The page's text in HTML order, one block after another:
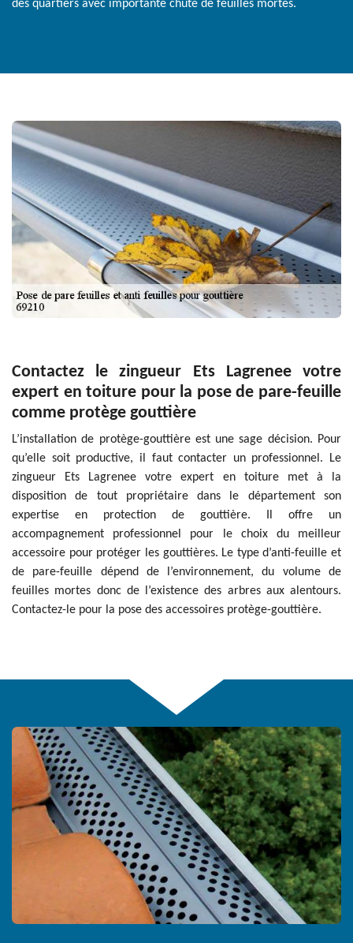
des quartiers avec importante chute de feuilles mortes.
Contactez le zingueur Ets Lagrenee votre
expert en toiture pour la pose de pare-feuille
comme protège gouttière
L’installation de protège-gouttière est une sage décision. Pour
qu’elle soit productive, il faut contacter un professionnel. Le
zingueur Ets Lagrenee votre expert en toiture met à la
disposition de tout propriétaire dans le département son
expertise en protection de gouttière. Il offre un
accompagnement professionnel pour le choix du meilleur
accessoire pour protéger les gouttières. Le type d’anti-feuille et
de pare-feuille dépend de l’environnement, du volume de
feuilles mortes donc de l’existence des arbres aux alentours.
Contactez-le pour la pose des accessoires protège-gouttière.